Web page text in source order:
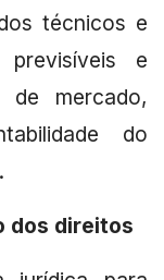
técnicos e
e
mercado,
do
dos direitos